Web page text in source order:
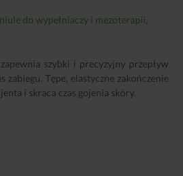
do wypełniaczy i mezoterapii
szybki i precyzyjny przepływ
Tępe, elastyczne zakończenie
i skraca czas gojenia skóry.